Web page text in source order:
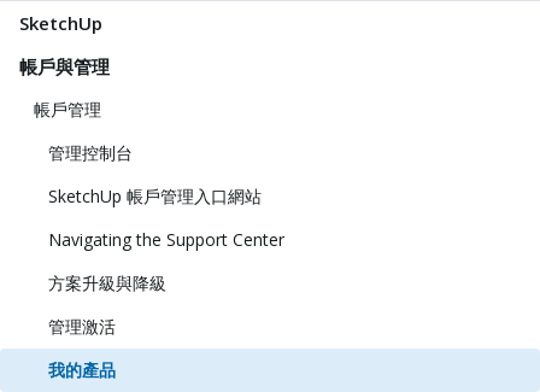
SketchUp
帳戶與管理
帳戶管理
管理控制台
SketchUp 帳戶管理入口網站
Navigating the Support Center
方案升級與降級
管理激活
我的產品